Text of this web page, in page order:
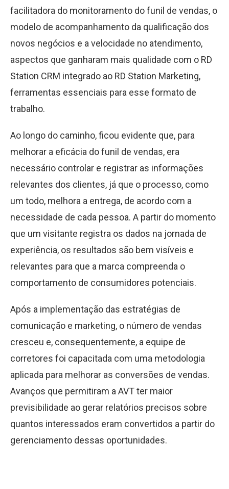
facilitadora do monitoramento do funil de vendas, o
modelo de acompanhamento da qualificação dos
novos negócios e a velocidade no atendimento,
aspectos que ganharam mais qualidade com o RD
Station CRM integrado ao RD Station Marketing,
ferramentas essenciais para esse formato de
trabalho.
Ao longo do caminho, ficou evidente que, para
melhorar a eficácia do funil de vendas, era
necessário controlar e registrar as informações
relevantes dos clientes, já que o processo, como
um todo, melhora a entrega, de acordo com a
necessidade de cada pessoa. A partir do momento
que um visitante registra os dados na jornada de
experiência, os resultados são bem visíveis e
relevantes para que a marca compreenda o
comportamento de consumidores potenciais.
Após a implementação das estratégias de
comunicação e marketing, o número de vendas
cresceu e, consequentemente, a equipe de
corretores foi capacitada com uma metodologia
aplicada para melhorar as conversões de vendas.
Avanços que permitiram a AVT ter maior
previsibilidade ao gerar relatórios precisos sobre
quantos interessados eram convertidos a partir do
gerenciamento dessas oportunidades.